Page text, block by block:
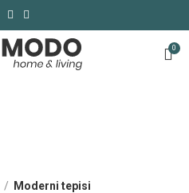
0
Moderni tepisi